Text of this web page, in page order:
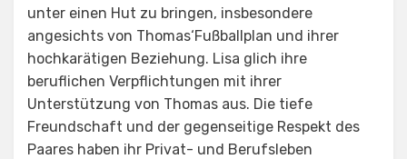
unter einen Hut zu bringen, insbesondere
angesichts von Thomas‘Fußballplan und ihrer
hochkarätigen Beziehung. Lisa glich ihre
beruflichen Verpflichtungen mit ihrer
Unterstützung von Thomas aus. Die tiefe
Freundschaft und der gegenseitige Respekt des
Paares haben ihr Privat- und Berufsleben